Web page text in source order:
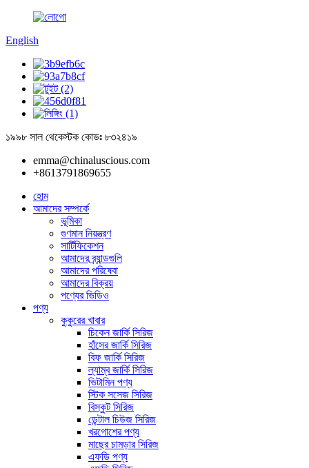
English
১৯৯৮ সাল থেকেস্টক কোডঃ ৮৩২৪১৯
emma@chinaluscious.com
+8613791869655
হোম
আমাদের সম্পর্কে
ভূমিকা
গুণমান নিয়ন্ত্রণ
সার্টিফিকেশন
আমাদের ব্র্যান্ডগুলি
আমাদের পরিষেবা
আমাদের বিক্রয়
পণ্যের ভিডিও
পণ্য
কুকুরের খাবার
চিকেন জার্কি সিরিজ
হাঁসের জার্কি সিরিজ
বিফ জার্কি সিরিজ
ল্যাম্ব জার্কি সিরিজ
ভিটামিন পণ্য
স্টিক সসেজ সিরিজ
বিস্কুট সিরিজ
ডেন্টাল চিউজ সিরিজ
খরগোশের পণ্য
মাছের চামড়ার সিরিজ
এফডি পণ্য